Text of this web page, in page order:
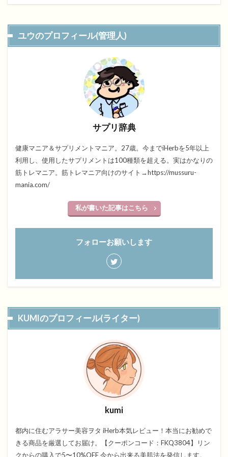
ユウのプロフィール(管理人)
サプリ辞典
健康マニア＆サプリメントマニア。27歳。今までiHerbを5年以上
利用し、使用したサプリメントは100種類を超える。実はかなりの
筋トレマニア。筋トレマニア向けのサイト→https://mussuru-
mania.com/
私が書いた記事はこちら
フォローお願いします
KUMIのプロフィール(ライター)
kumi
都内に住むアラサー美容ヲタ iHerb本気レビュー！本当にお勧めで
きる商品を厳選してお届け。【クーポンコード：FKQ3804】リン
クからの購入で5〜10%OFF 今から出来る美肌法を発信します。